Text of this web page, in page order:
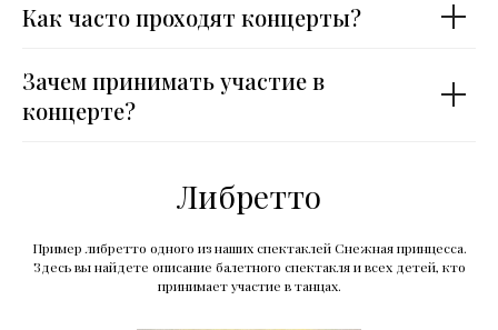
Как часто проходят концерты?
Зачем принимать участие в
концерте?
Либретто
Пример либретто одного из наших спектаклей Снежная принцесса.
Здесь вы найдете описание балетного спектакля и всех детей, кто
принимает участие в танцах.